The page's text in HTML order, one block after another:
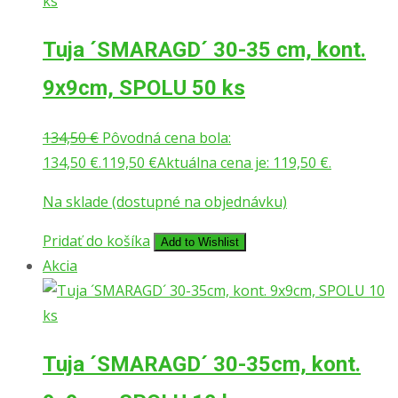
Tuja ´SMARAGD´ 30-35 cm, kont.
9x9cm, SPOLU 50 ks
134,50€ Pôvodná cena bola:
134,50 €.119,50 €Aktuálna cena je: 119,50 €.
Na sklade (dostupné na objednávku)
Pridať do košíka
Add to Wishlist
Akcia
Tuja ´SMARAGD´ 30-35cm, kont.